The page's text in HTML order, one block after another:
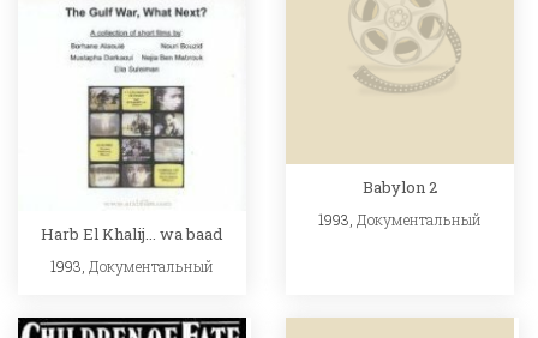
Harb El Khalij... wa baad
1993, Документальный
Babylon 2
1993, Документальный